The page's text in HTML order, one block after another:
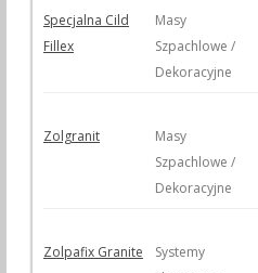
Specjalna Cild
Fillex
Masy
Szpachlowe /
Dekoracyjne
Zolgranit
Masy
Szpachlowe /
Dekoracyjne
Zolpafix Granite
Systemy